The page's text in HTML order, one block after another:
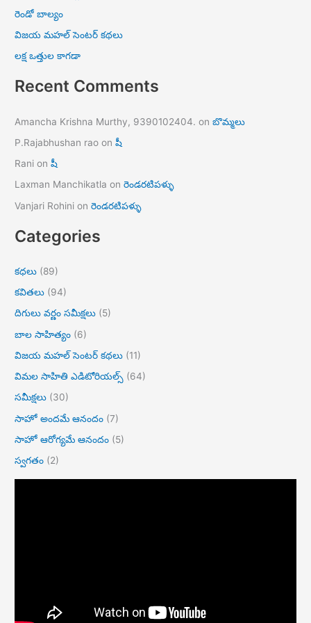
రెండో బాల్యం
విజయ మహల్ సెంటర్ కథలు
లక్ష ఒత్తుల కాగడా
Recent Comments
Amancha Krishna Murthy, 9390102404. onబొమ్మలు
P.Rajabhushan rao onషీ
Rani onషీ
Laxman Manchikatla onరెండరటిపళ్ళు
Vanjari Rohini onరెండరటిపళ్ళు
Categories
కధలు (89)
కవితలు (94)
దిగులు వర్ణం సమీక్షలు (5)
బాల సాహిత్యం (6)
విజయ మహల్ సెంటర్ కథలు (11)
విమల సాహితి ఎడిటోరియల్స్ (64)
సమీక్షలు (30)
సాహో అందమే ఆనందం (7)
సాహో ఆరోగ్యమే ఆనందం (5)
స్వగతం (2)